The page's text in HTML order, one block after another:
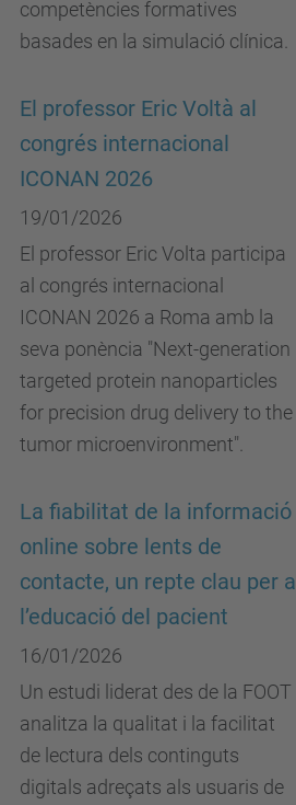
competències formatives
basades en la simulació clínica.
El professor Eric Voltà al
congrés internacional
ICONAN 2026
19/01/2026
El professor Eric Volta participa
al congrés internacional
ICONAN 2026 a Roma amb la
seva ponència "Next-generation
targeted protein nanoparticles
for precision drug delivery to the
tumor microenvironment".
La fiabilitat de la informació
online sobre lents de
contacte, un repte clau per a
l’educació del pacient
16/01/2026
Un estudi liderat des de la FOOT
analitza la qualitat i la facilitat
de lectura dels continguts
digitals adreçats als usuaris de